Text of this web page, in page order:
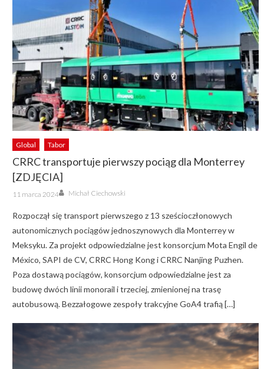
Global Tabor
CRRC transportuje pierwszy pociąg dla Monterrey
[ZDJĘCIA]
Posted
on
11 marca 2024 Author
Michał Ciechowski
Rozpoczął się transport pierwszego z 13 sześcioczłonowych
autonomicznych pociągów jednoszynowych dla Monterrey w
Meksyku. Za projekt odpowiedzialne jest konsorcjum Mota Engil de
México, SAPI de CV, CRRC Hong Kong i CRRC Nanjing Puzhen.
Poza dostawą pociągów, konsorcjum odpowiedzialne jest za
budowę dwóch linii monorail i trzeciej, zmienionej na trasę
autobusową. Bezzałogowe zespoły trakcyjne GoA4 trafią […]